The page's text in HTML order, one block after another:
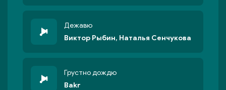
Дежавю
Виктор Рыбин, Наталья Сенчукова
Грустно дождю
Bakr